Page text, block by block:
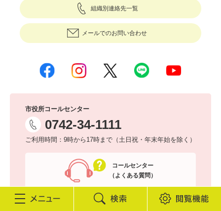
組織別連絡先一覧
メールでのお問い合わせ
市役所コールセンター
0742-34-1111
ご利用時間：9時から17時まで（土日祝・年末年始を除く）
コールセンター
（よくある質問）